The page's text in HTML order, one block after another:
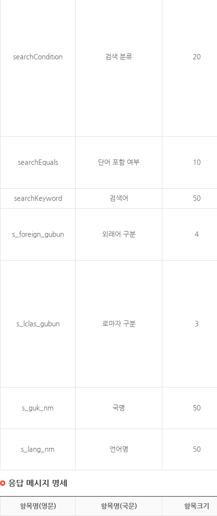
searchCondition 검색 분류 20
searchEquals 단어 포함 여부 10
searchKeyword 검색어 50
s_foreign_gubun 외래어 구분 4
s_lclas_gubun 로마자 구분 3
s_guk_nm 국명 50
s_lang_nm 언어명 50
응답 메시지 명세
항목명(영문) 항목명(국문) 항목크기